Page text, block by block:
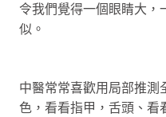
令我們覺得一個眼睛大，
似。
中醫常常喜歡用局部推測
色，看看指甲，舌頭、看